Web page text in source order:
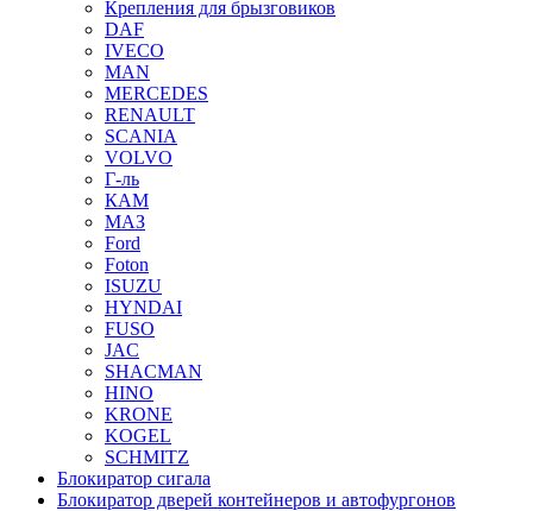
Крепления для брызговиков
DAF
IVECO
MAN
MERCEDES
RENAULT
SCANIA
VOLVO
Г-ль
КАМ
МАЗ
Ford
Foton
ISUZU
HYNDAI
FUSO
JAC
SHACMAN
HINO
KRONE
KOGEL
SCHMITZ
Блокиратор сигала
Блокиратор дверей контейнеров и автофургонов